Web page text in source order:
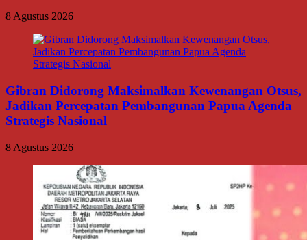
8 Agustus 2026
Gibran Didorong Maksimalkan Kewenangan Otsus,
Jadikan Percepatan Pembangunan Papua Agenda
Strategis Nasional
8 Agustus 2026